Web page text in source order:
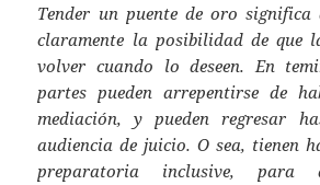
Tender un puente de oro significa
claramente la posibilidad de que
volver cuando lo deseen. En
partes pueden arrepentirse de
mediación, y pueden regresar
audiencia de juicio. O sea, tienen
preparatoria inclusive, para